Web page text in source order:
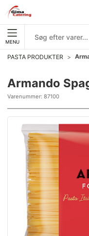
MENU
PASTA PRODUKTER
Armando
Varenummer: 87100